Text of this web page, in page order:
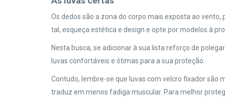
Os dedos são a zona do corpo mais exposta ao
tal, esqueça estética e design e opte por modelos à
Nesta busca, se adicionar à sua lista reforço de
luvas confortáveis e ótimas para a sua proteção.
Contudo, lembre-se que luvas com velcro fixador são
traduz em menos fadiga muscular. Para melhor